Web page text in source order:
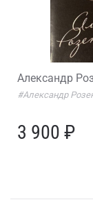
Александр
#Александр
3 900 ₽